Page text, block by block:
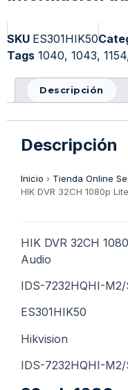
SKU ES301HIK50
Tags 1040, 1043, 1154
Descripción
Descripción
Inicio › Tienda Online
HIK DVR 32CH 1080p
HIK DVR 32CH
Audio
IDS-7232HQHI-M2/
ES301HIK50
Hikvision
IDS-7232HQHI-M2/